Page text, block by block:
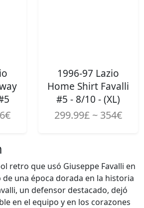
1996-97 Lazio
Home Shirt Favalli
#5 - 8/10 - (XL)
299.99£ ~ 354€
retro que usó Giuseppe Favalli en
de una época dorada en la historia
un defensor destacado, dejó
en el equipo y en los corazones